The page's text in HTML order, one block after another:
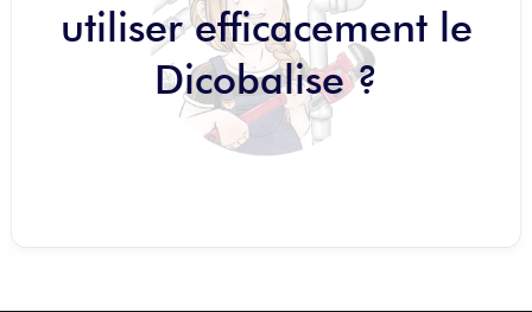
utiliser efficacement le
Dicobalise ?